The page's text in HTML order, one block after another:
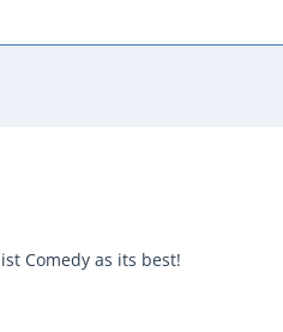
Comedy as its best!